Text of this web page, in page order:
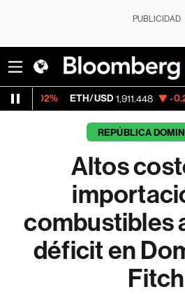
PUBLICIDAD
ETH/USD 1,911.448 -0.23% Visa
REPÚBLICA
Altos
combustibles
déficit en
Fitch